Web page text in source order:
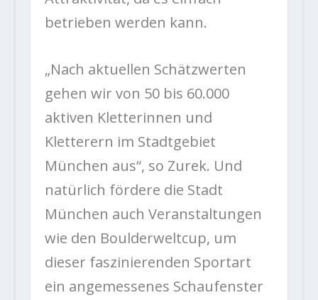
betrieben werden kann.
„Nach aktuellen Schätzwerten
gehen wir von 50 bis 60.000
aktiven Kletterinnen und
Kletterern im Stadtgebiet
München aus“, so Zurek. Und
natürlich fördere die Stadt
München auch Veranstaltungen
wie den Boulderweltcup, um
dieser faszinierenden Sportart
ein angemessenes Schaufenster